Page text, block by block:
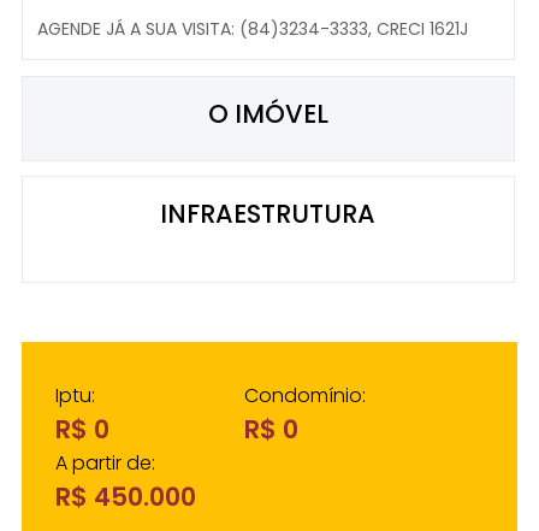
AGENDE JÁ A SUA VISITA: (84)3234-3333, CRECI 1621J
O IMÓVEL
INFRAESTRUTURA
Iptu:
R$ 0
Condomínio:
R$ 0
A partir de:
R$ 450.000